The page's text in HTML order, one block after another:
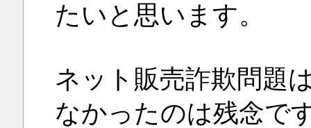
たいと思います。
ネット販売詐欺問題
なかったのは残念で